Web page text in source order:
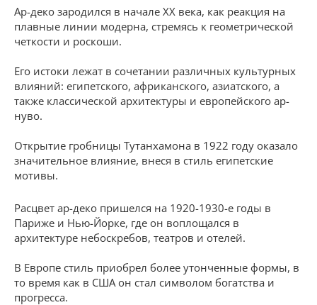
Ар-деко зародился в начале XX века, как реакция на
плавные линии модерна, стремясь к геометрической
четкости и роскоши.
Его истоки лежат в сочетании различных культурных
влияний: египетского, африканского, азиатского, а
также классической архитектуры и европейского ар-
нуво.
Открытие гробницы Тутанхамона в 1922 году оказало
значительное влияние, внеся в стиль египетские
мотивы.
Расцвет ар-деко пришелся на 1920-1930-е годы в
Париже и Нью-Йорке, где он воплощался в
архитектуре небоскребов, театров и отелей.
В Европе стиль приобрел более утонченные формы, в
то время как в США он стал символом богатства и
прогресса.